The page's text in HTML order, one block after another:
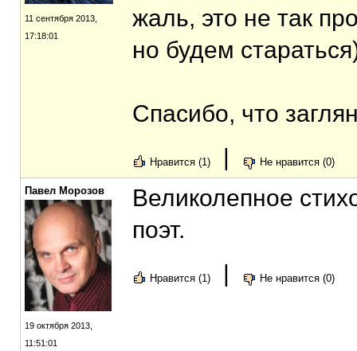
11 сентября 2013,
17:18:01
жаль, это не так
но будем
Спасибо, что
Нравится (1) | Не нравится (0)
Павел Морозов
19 октября 2013,
11:51:01
Великолепное
поэт.
Нравится (1) | Не нравится (0)